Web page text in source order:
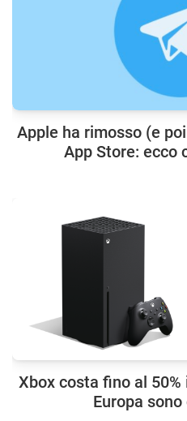
Apple ha rimosso (e
App Store: ecco
Xbox costa fino al
Europa